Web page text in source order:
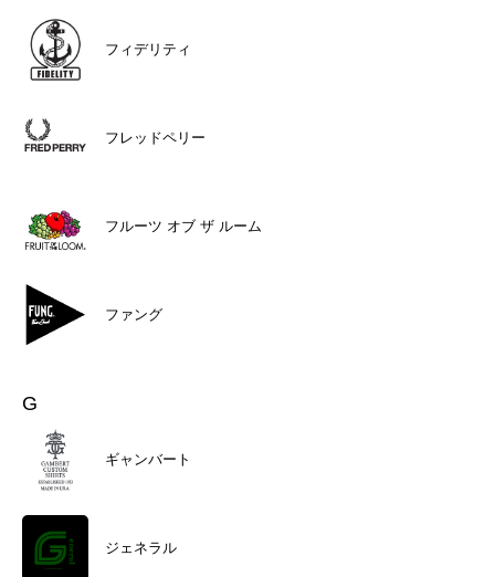
フィデリティ
フレッドペリー
フルーツ オブ ザ ルーム
ファング
G
ギャンバート
ジェネラル